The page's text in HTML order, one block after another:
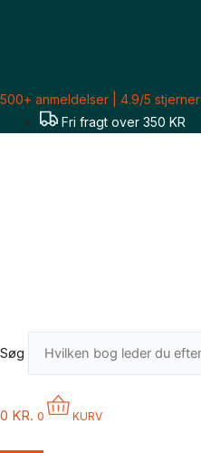
500+ anmeldelser | 4.9/5 stjerner
Fri fragt over 350 KR
Søg
0 KR. 0 KURV